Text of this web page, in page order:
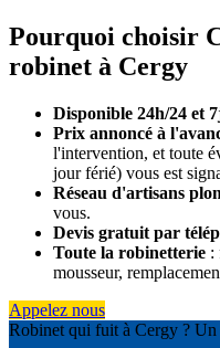
Pourquoi choisir
robinet à Cergy
Disponible 24h/24 et
Prix annoncé à
l'intervention, et toute
jour férié) vous est
Réseau d'artisans
vous.
Devis gratuit par
Toute la robinetterie :
mousseur,
Appelez nous
Robinet qui fuit à Cergy ?